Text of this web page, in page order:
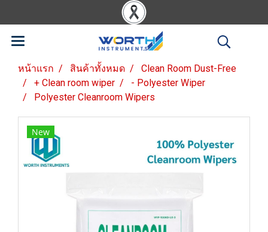
หน้าแรก สินค้าทั้งหมด
Clean Room Dust-Free
+ Clean room wiper
- Polyester Wiper
Polyester Cleanroom Wipers
New